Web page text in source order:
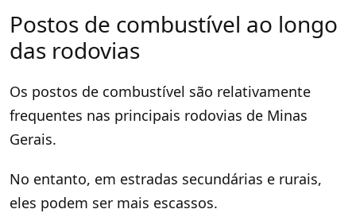
Postos de combustível ao longo
das rodovias
Os postos de combustível são relativamente
frequentes nas principais rodovias de Minas
Gerais.
No entanto, em estradas secundárias e rurais,
eles podem ser mais escassos.